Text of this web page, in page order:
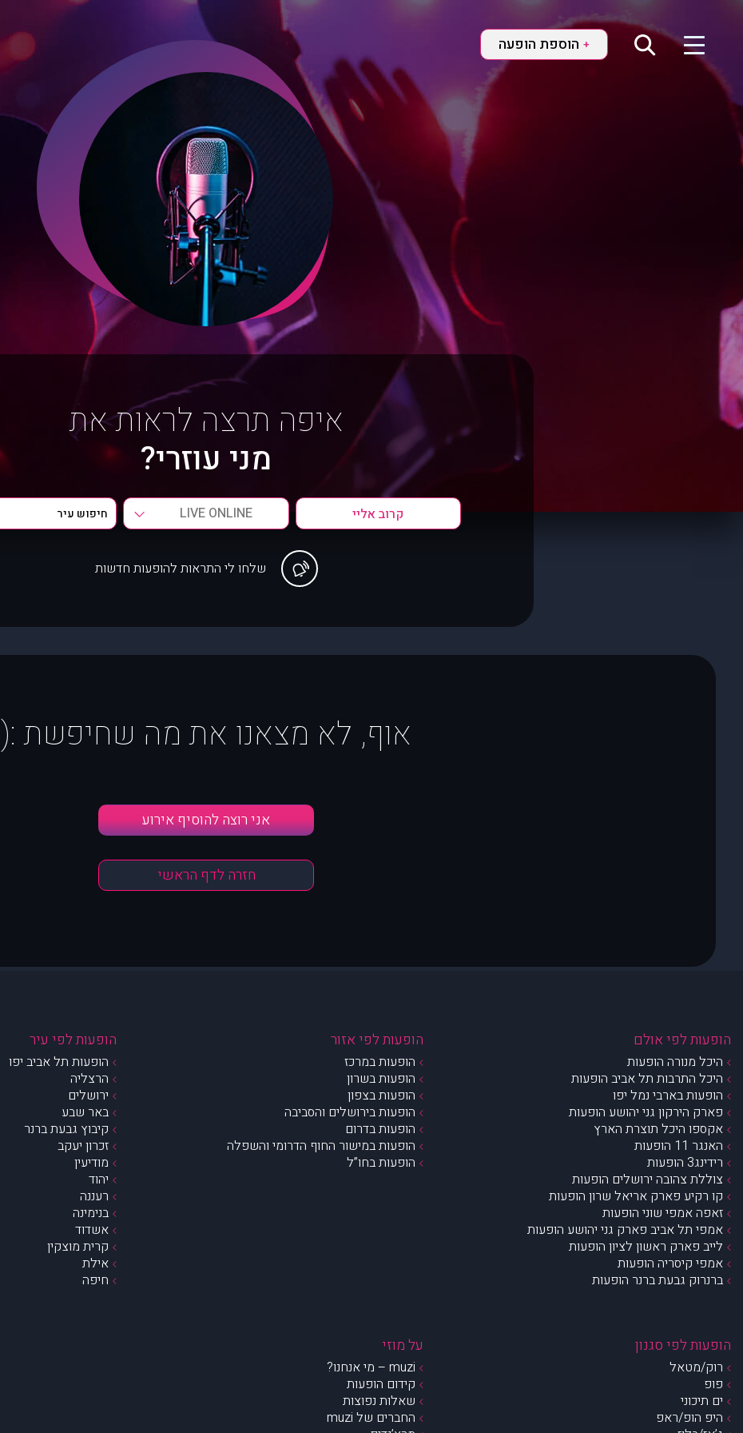
+ הוספת הופעה
איפה תרצה לראות את
מני עוזרי?
LIVE ONLINE
שלחו לי התראות להופעות חדשות
אוף, לא מצאנו את מה שחיפשת :(
אני רוצה להוסיף אירוע
חזרה לדף הראשי
הופעות לפי אולם
היכל מנורה הופעות
היכל התרבות תל אביב הופעות
הופעות בארבי נמל יפו
פארק הירקון גני יהושע הופעות
אקספו היכל תוצרת הארץ
האנגר 11 הופעות
רידינג3 הופעות
צוללת צהובה ירושלים הופעות
קו רקיע פארק אריאל שרון הופעות
זאפה אמפי שוני הופעות
אמפי תל אביב פארק גני יהושע הופעות
לייב פארק ראשון לציון הופעות
אמפי קיסריה הופעות
ברנרוק גבעת ברנר הופעות
הופעות לפי אזור
הופעות במרכז
הופעות בשרון
הופעות בצפון
הופעות בירושלים והסביבה
הופעות בדרום
הופעות במישור החוף הדרומי והשפלה
הופעות בחו”ל
הופעות לפי עיר
הופעות תל אביב יפו
הרצליה
ירושלים
באר שבע
קיבוץ גבעת ברנר
זכרון יעקב
מודיעין
יהוד
רעננה
בנימינה
אשדוד
קרית מוצקין
אילת
חיפה
הופעות לפי סגנון
רוק/מטאל
פופ
ים תיכוני
היפ הופ/ראפ
על מוזי
muzi – מי אנחנו?
קידום הופעות
שאלות נפוצות
החברים של muzi